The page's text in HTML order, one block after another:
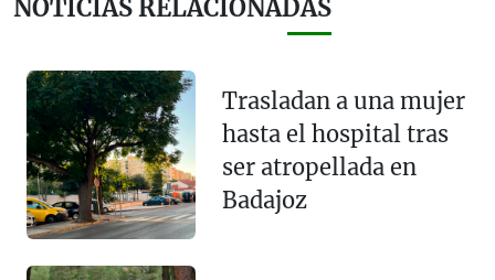
NOTICIAS RELACIONADAS
Trasladan a una mujer
hasta el hospital tras
ser atropellada en
Badajoz